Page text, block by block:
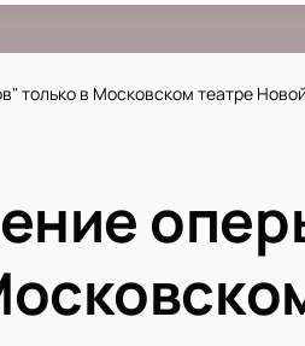
только в Московском театре